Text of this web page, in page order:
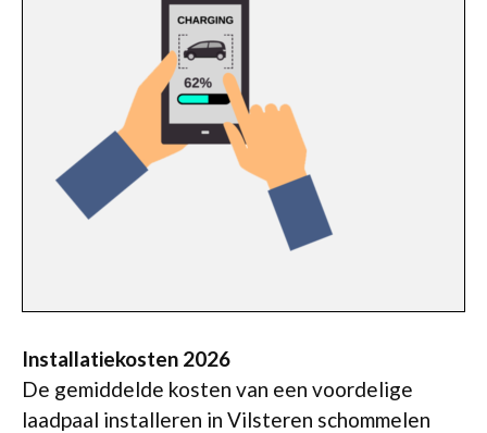
Installatiekosten 2026
De gemiddelde kosten van een voordelige
laadpaal installeren in Vilsteren schommelen